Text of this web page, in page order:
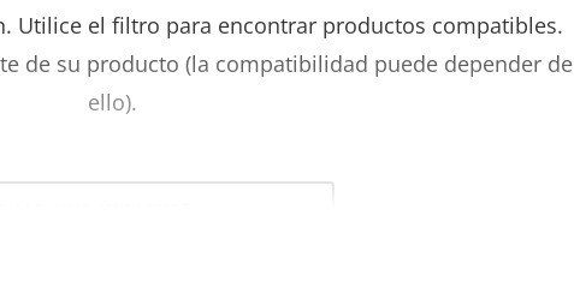
Utilice el filtro para encontrar productos compatibles.
de su producto (la compatibilidad puede depender de
ello).